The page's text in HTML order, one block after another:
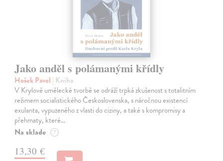
Jako anděl s polámanými křídly
Hošek Pavel | Kniha
V Krylově umělecké tvorbě se odráží trpká zkušenost s totalitním
režimem socialistického Československa, s náročnou existencí
exulanta, vypuzeného z vlasti do ciziny, a také s kompromisy a
přehmaty, které…
Na sklade ?
13,30 €